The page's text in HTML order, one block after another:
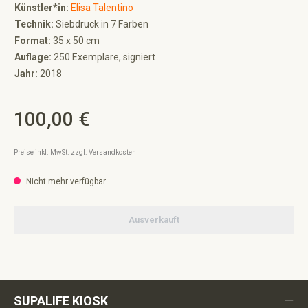
Künstler*in: Elisa Talentino
Technik: Siebdruck in 7 Farben
Format: 35 x 50 cm
Auflage: 250 Exemplare, signiert
Jahr: 2018
Regulärer Preis:
100,00 €
Preise inkl. MwSt. zzgl. Versandkosten
Nicht mehr verfügbar
Ausverkauft
SUPALIFE KIOSK